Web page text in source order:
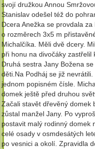
svojí družkou Annou
Stanislav odešel též do
Dcera Anežka se provdala
o rozměrech 3x5 m
Michalčíka. Měli dvě dcery.
při honu na divočáky
Druhá sestra Jany Božena
děti.Na Podháj se již
jednom popisném čísle.
domek ještě před druhou
Začali stavět dřevěný domek
zůstal manžel Jany. Po
postavit malý rodinný domek
celé osady v osmdesátých
po vesnici a okolí. Zpravidla